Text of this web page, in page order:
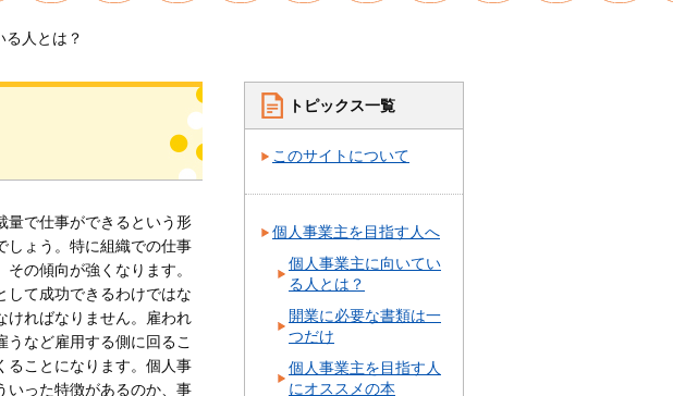
る人とは？
トピックス一覧
このサイトについて
個人事業主を目指す人へ
個人事業主に向いてい
る人とは？
開業に必要な書類は一
つだけ
個人事業主を目指す人
にオススメの本
量で仕事ができるという形
しょう。特に組織での仕事
の傾向が強くなります。
して成功できるわけではな
ければなりません。雇われ
うなど雇用する側に回るこ
ることになります。個人事
いった特徴があるのか、事